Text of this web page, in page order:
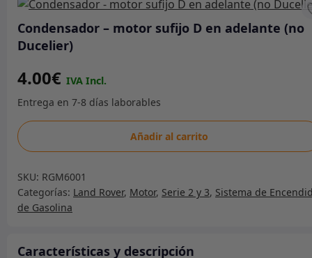
Condensador – motor sufijo D en adelante (no
Ducelier)
4.00€
Condensador
-
sufijo
D
en
(no
Añadir al carrito
SKU: RGM6001
Categorías: Land Rover, Motor, Serie 2 y 3, Sistema de
de Gasolina
Características y descripción